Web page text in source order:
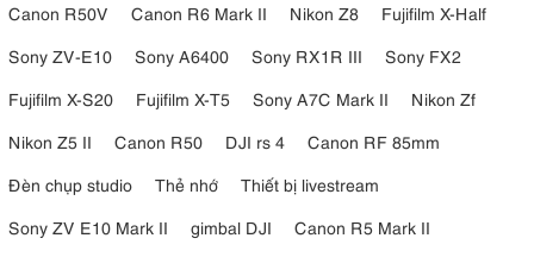
Canon R50V
Canon R6 Mark II Nikon Z8
Fujifilm X-Half
Sony ZV-E10
Sony A6400 Sony RX1R III
Sony FX2
Fujifilm X-S20
Fujifilm X-T5 Sony A7C Mark II
Nikon Zf
Nikon Z5 II
Canon R50 DJI rs 4
Canon RF 85mm
Đèn chụp studio
Thẻ nhớ
Thiết bị livestream
Sony ZV E10 Mark II
gimbal DJI
Canon R5 Mark II